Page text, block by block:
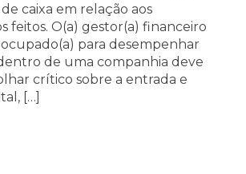
caixa em relação aos
feitos. O(a) gestor(a) financeiro
para desempenhar
de uma companhia deve
crítico sobre a entrada e
[…]